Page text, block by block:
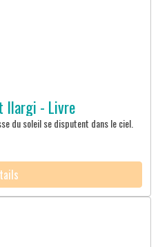
Ilargi - Livre
du soleil se disputent dans le ciel.